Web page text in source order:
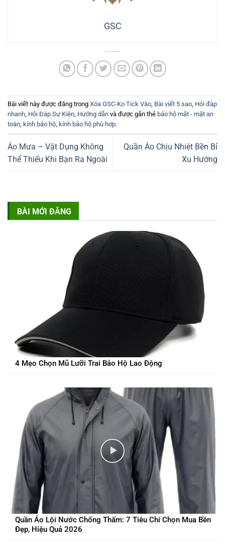
GSC
Bài viết này được đăng trong Xóa GSC-Ko Tick Vào, Bài viết 5 sao, Hỏi đáp
nhanh, Hỏi Đáp Sự Kiện, Hướng dẫn và được gắn thẻ bảo hộ mắt - mặt an
toàn, kính bảo hộ, kính bảo hộ phù hợp.
Áo Mưa – Vật Dụng Không
Thể Thiếu Khi Bạn Ra Ngoài
Quần Áo Chịu Nhiệt Bền Bỉ
Xu Hướng
BÀI MỚI ĐĂNG
4 Mẹo Chọn Mũ Lưỡi Trai Bảo Hộ Lao Động
Quần Áo Lội Nước Chống Thấm: 7 Tiêu Chí Chọn Mua Bền
Đẹp, Hiệu Quả 2026